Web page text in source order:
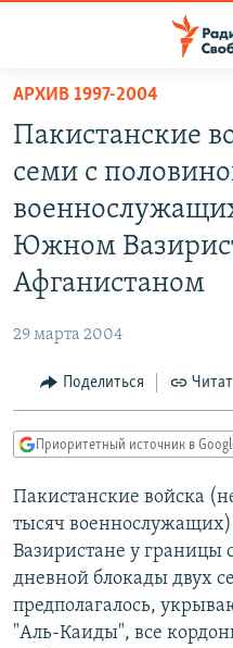
упрощенного
доступа
основному
содержанию
Вернутся
главной
навигации
Вернутся
поиску
ЦИТАТЫ СВОБОДЫ
МНЕНИЯ
IDEL.РЕАЛИИ
КАВКАЗ.РЕАЛИИ
СЕВЕР.РЕАЛИИ
РАСПИСАНИЕ ВЕЩАНИЯ
ПОДПИШИТЕСЬ НА
СОЦИАЛЬНЫЕ СЕТИ
АРХИВ 1997-2004
Пакистанские
семи с
Южном
Афганистаном
29 марта 2004
Поделиться
Приоритетный источник в
Пакистанские войска
тысяч
Вазиристане у границы
дневной блокады двух
предполагалось,
"Аль-Каиды", все